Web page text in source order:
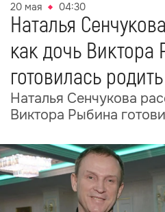
20 мая 04:30
Наталья
как дочь Виктора
готовилась родить
Наталья Сенчукова
Виктора Рыбина